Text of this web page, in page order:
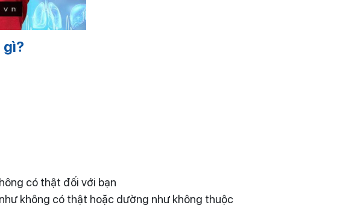
gì?
có thật đối với bạn
không có thật hoặc dường như không thuộc